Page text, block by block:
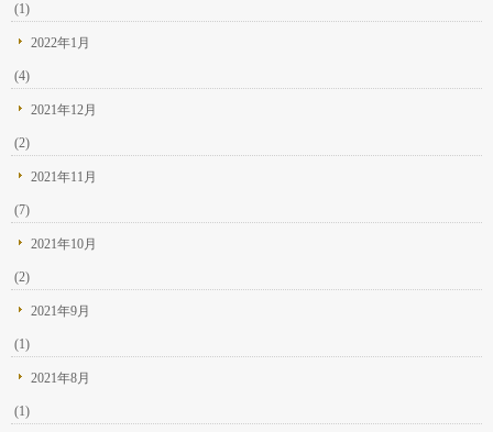
(1)
2022年1月
(4)
2021年12月
(2)
2021年11月
(7)
2021年10月
(2)
2021年9月
(1)
2021年8月
(1)